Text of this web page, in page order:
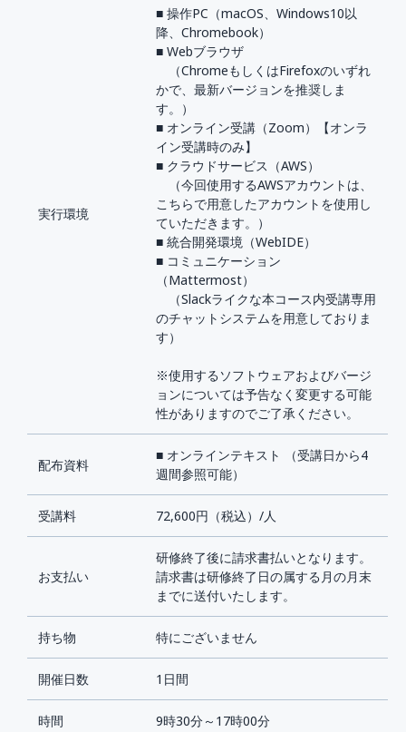
実行環境
■ 操作PC（macOS、Windows10以
降、Chromebook）
■ Webブラウザ
（ChromeもしくはFirefoxのいずれ
かで、最新バージョンを推奨しま
す。）
■ オンライン受講（Zoom）【オンラ
イン受講時のみ】
■ クラウドサービス（AWS）
（今回使用するAWSアカウントは、
こちらで用意したアカウントを使用し
ていただきます。）
■ 統合開発環境（WebIDE）
■ コミュニケーション
（Mattermost）
（Slackライクな本コース内受講専用
のチャットシステムを用意しておりま
す）
※使用するソフトウェアおよびバージ
ョンについては予告なく変更する可能
性がありますのでご了承ください。
配布資料
■ オンラインテキスト （受講日から4
週間参照可能）
受講料 72,600円（税込）/人
お支払い
研修終了後に請求書払いとなります。
請求書は研修終了日の属する月の月末
までに送付いたします。
持ち物 特にございません
開催日数 1日間
時間 9時30分～17時00分